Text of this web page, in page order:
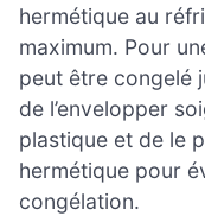
hermétique au
maximum. Pour
peut être congelé
de l’envelopper
plastique et de le
hermétique pour
congélation.